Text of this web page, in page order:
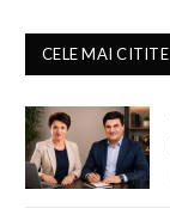
CELE MAI CITITE